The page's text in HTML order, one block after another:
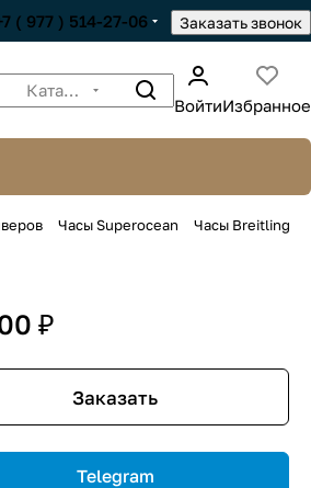
( 977 ) 514-27-06 Заказать звонок
ВойтиИзбранное
Часы Superocean
Часы Breitling
₽
Заказать
Telegram